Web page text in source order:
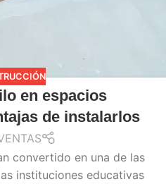
en espacios
de instalarlos
convertido en una de las
instituciones educativas